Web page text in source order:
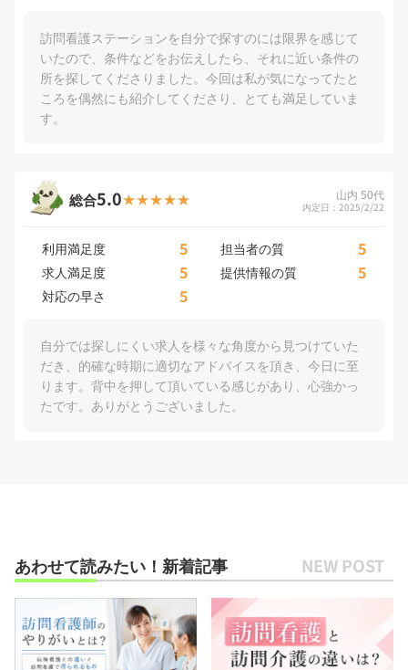
訪問看護ステーションを自分で探すのには限界を感じて
いたので、条件などをお伝えしたら、それに近い条件の
所を探してくださりました。今回は私が気になってたと
ころを偶然にも紹介してくださり、とても満足していま
す。
総合5.0 山内 50代
内定日：2025/2/22
利用満足度 5 担当者の質 5
求人満足度 5 提供情報の質 5
対応の早さ 5
自分では探しにくい求人を様々な角度から見つけていた
だき、的確な時期に適切なアドバイスを頂き、今日に至
ります。背中を押して頂いている感じがあり、心強かっ
たです。ありがとうございました。
あわせて読みたい！新着記事